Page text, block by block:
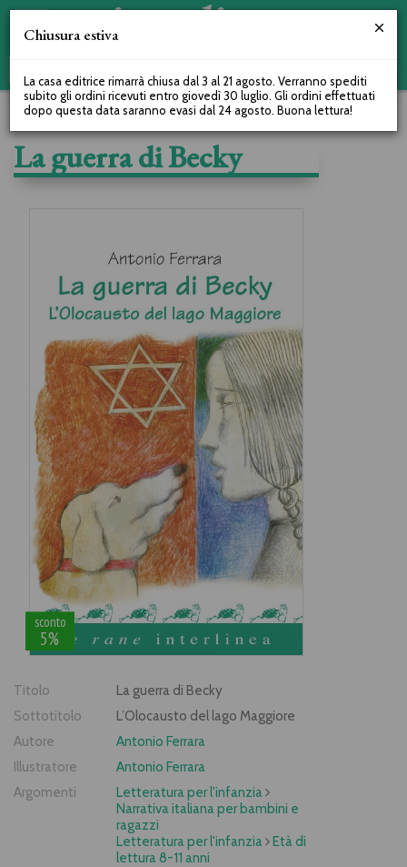
La guerra di Becky
sconto
5%
Titolo
La guerra di Becky
Sottotitolo
L’Olocausto del lago Maggiore
Autore
Antonio Ferrara
Illustratore
Antonio Ferrara
Argomenti
Letteratura per l'infanzia
Narrativa italiana per bambini e
ragazzi
Letteratura per l'infanzia
Età di
lettura 8-11 anni
Chiusura estiva
La casa editrice rimarrà chiusa dal 3 al 21 agosto. Verranno spediti
subito gli ordini ricevuti entro giovedì 30 luglio. Gli ordini effettuati
dopo questa data saranno evasi dal 24 agosto. Buona lettura!